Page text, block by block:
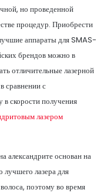
но проведенной
процедур. Приобрести
аппараты для SMAS-
брендов можно в
отличительные лазерной
сравнении с
в скорости получения
лазером
александрите основан на
лучшего лазера для
поэтому во время